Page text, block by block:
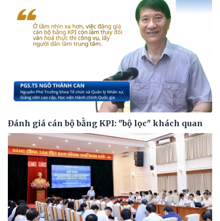
Đánh giá cán bộ bằng KPI: "bộ lọc" khách quan